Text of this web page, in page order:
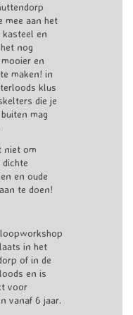
mee aan het
kasteel en
nog
en
maken! in
klus
die je
mag
niet om
dichte
en oude
te doen!
in het
of in de
en is
voor
vanaf 6 jaar.